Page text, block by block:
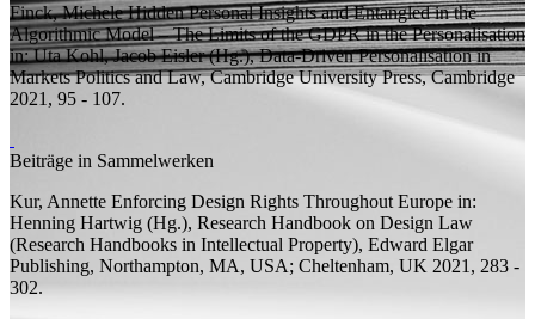
Finck, Michele Hidden Personal Insights and Entangled in the
Algorithmic Model – The Limits of the GDPR in the Personalisation
in: Uta Kohl, Jacob Eisler (Hg.), Data-Driven Personalisation in
Markets Politics and Law, Cambridge University Press, Cambridge
2021, 95 - 107.
Beiträge in Sammelwerken
Kur, Annette Enforcing Design Rights Throughout Europe in:
Henning Hartwig (Hg.), Research Handbook on Design Law
(Research Handbooks in Intellectual Property), Edward Elgar
Publishing, Northampton, MA, USA; Cheltenham, UK 2021, 283 -
302.